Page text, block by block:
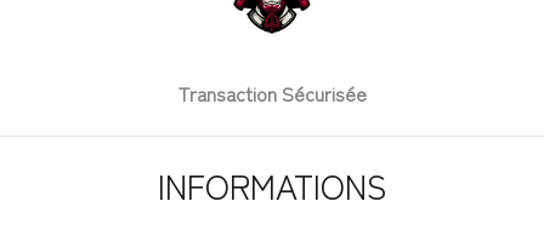
Transaction Sécurisée
INFORMATIONS